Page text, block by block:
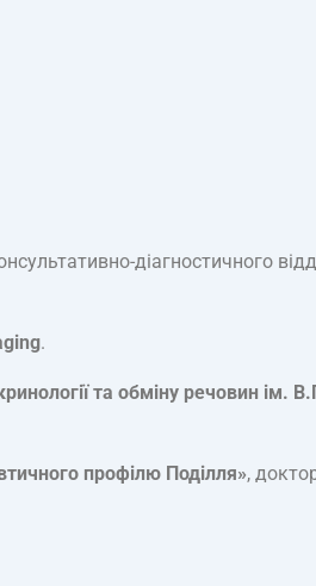
діагностичного
.
та обміну речовин ім.
профілю Поділля»,